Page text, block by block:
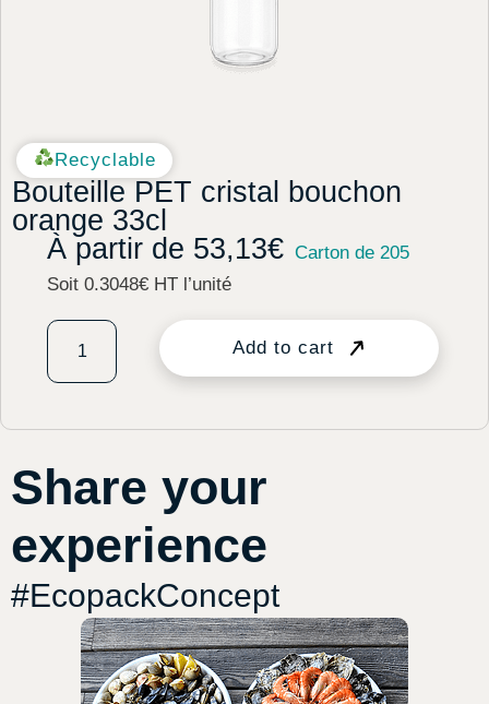
Recyclable
Bouteille PET cristal bouchon
orange 33cl
À partir de 53,13€
Soit 0.3048€ HT l’unité
Carton de 205
Add to cart
Share your
experience
#EcopackConcept